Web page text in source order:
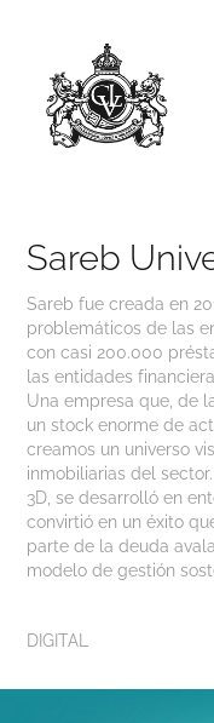
Sareb
Sareb fue creada en
problemáticos de las
con casi 200.000
las entidades
Una empresa que, de
un stock enorme de
creamos un universo
inmobiliarias del
3D, se desarrolló en
convirtió en un éxito
parte de la deuda
modelo de gestión
DIGITAL